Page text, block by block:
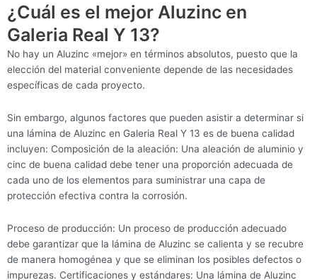
¿Cuál es el mejor Aluzinc en
Galeria Real Y 13?
No hay un Aluzinc «mejor» en términos absolutos, puesto que la
elección del material conveniente depende de las necesidades
específicas de cada proyecto.
Sin embargo, algunos factores que pueden asistir a determinar si
una lámina de Aluzinc en Galeria Real Y 13 es de buena calidad
incluyen: Composición de la aleación: Una aleación de aluminio y
cinc de buena calidad debe tener una proporción adecuada de
cada uno de los elementos para suministrar una capa de
protección efectiva contra la corrosión.
Proceso de producción: Un proceso de producción adecuado
debe garantizar que la lámina de Aluzinc se calienta y se recubre
de manera homogénea y que se eliminan los posibles defectos o
impurezas. Certificaciones y estándares: Una lámina de Aluzinc